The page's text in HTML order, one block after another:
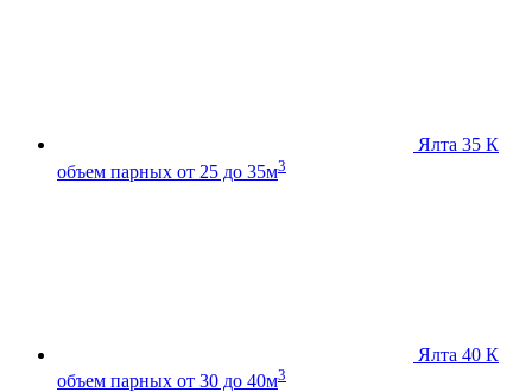
Ялта 35 К
объем парных от 25 до 35м3
Ялта 40 К
объем парных от 30 до 40м3